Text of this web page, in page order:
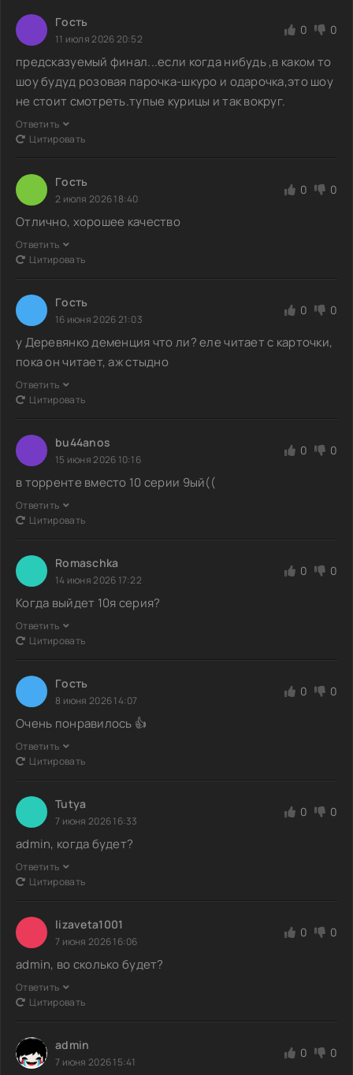
Гoсть
11 июля 2026 20:52
0 0
предсказуемый финал...если когда нибудь ,в каком то
шоу будуд розовая парочка-шкуро и одарочка,это шоу
не стоит смотреть.тупые курицы и так вокруг.
Ответить
Цитировать
Гoсть
2 июля 2026 18:40
0 0
Отлично, хорошее качество
Ответить
Цитировать
Гoсть
16 июня 2026 21:03
0 0
у Деревянко деменция что ли? еле читает с карточки,
пока он читает, аж стыдно
Ответить
Цитировать
bu44anos
15 июня 2026 10:16
0 0
в торренте вместо 10 серии 9ый((
Ответить
Цитировать
Romaschka
14 июня 2026 17:22
0 0
Когда выйдет 10я серия?
Ответить
Цитировать
Гoсть
8 июня 2026 14:07
0 0
Очень понравилось 👍
Ответить
Цитировать
Tutya
7 июня 2026 16:33
0 0
admin, когда будет?
Ответить
Цитировать
lizaveta1001
7 июня 2026 16:06
0 0
admin, во сколько будет?
Ответить
Цитировать
admin
7 июня 2026 15:41
0 0